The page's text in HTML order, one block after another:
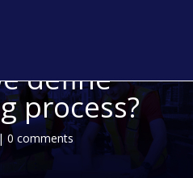
define
process?
0 comments